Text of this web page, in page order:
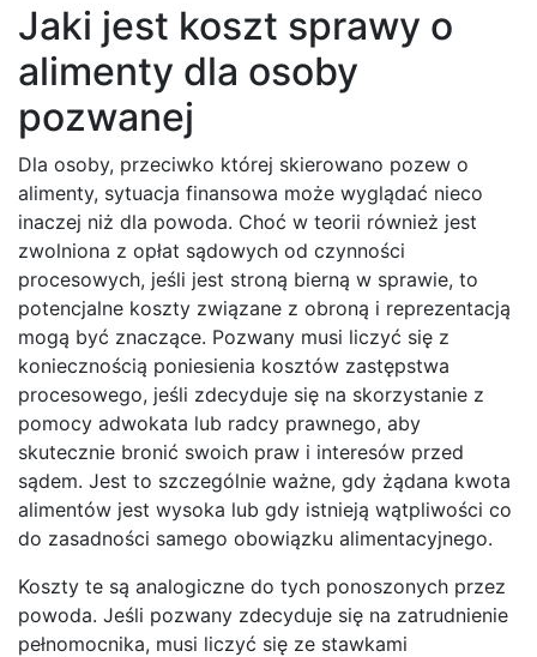
Jaki jest koszt sprawy o
alimenty dla osoby
pozwanej
Dla osoby, przeciwko której skierowano pozew o
alimenty, sytuacja finansowa może wyglądać nieco
inaczej niż dla powoda. Choć w teorii również jest
zwolniona z opłat sądowych od czynności
procesowych, jeśli jest stroną bierną w sprawie, to
potencjalne koszty związane z obroną i reprezentacją
mogą być znaczące. Pozwany musi liczyć się z
koniecznością poniesienia kosztów zastępstwa
procesowego, jeśli zdecyduje się na skorzystanie z
pomocy adwokata lub radcy prawnego, aby
skutecznie bronić swoich praw i interesów przed
sądem. Jest to szczególnie ważne, gdy żądana kwota
alimentów jest wysoka lub gdy istnieją wątpliwości co
do zasadności samego obowiązku alimentacyjnego.
Koszty te są analogiczne do tych ponoszonych przez
powoda. Jeśli pozwany zdecyduje się na zatrudnienie
pełnomocnika, musi liczyć się ze stawkami